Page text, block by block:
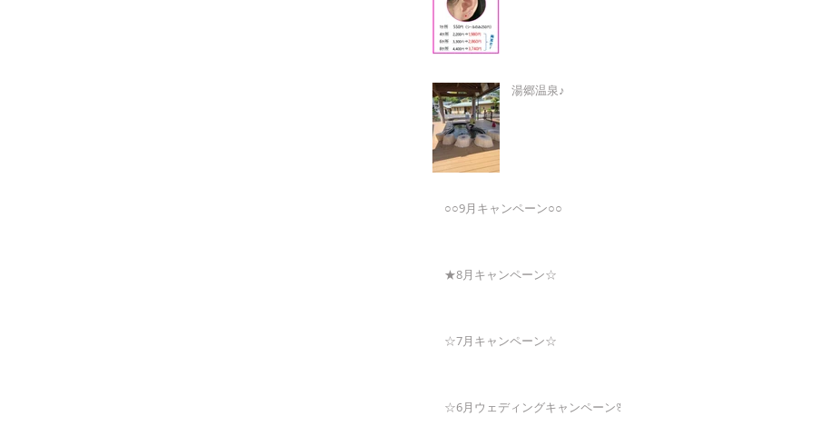
湯郷温泉♪
○○9月キャンペーン○○
★8月キャンペーン☆
☆7月キャンペーン☆
☆6月ウェディングキャンペーン🌸